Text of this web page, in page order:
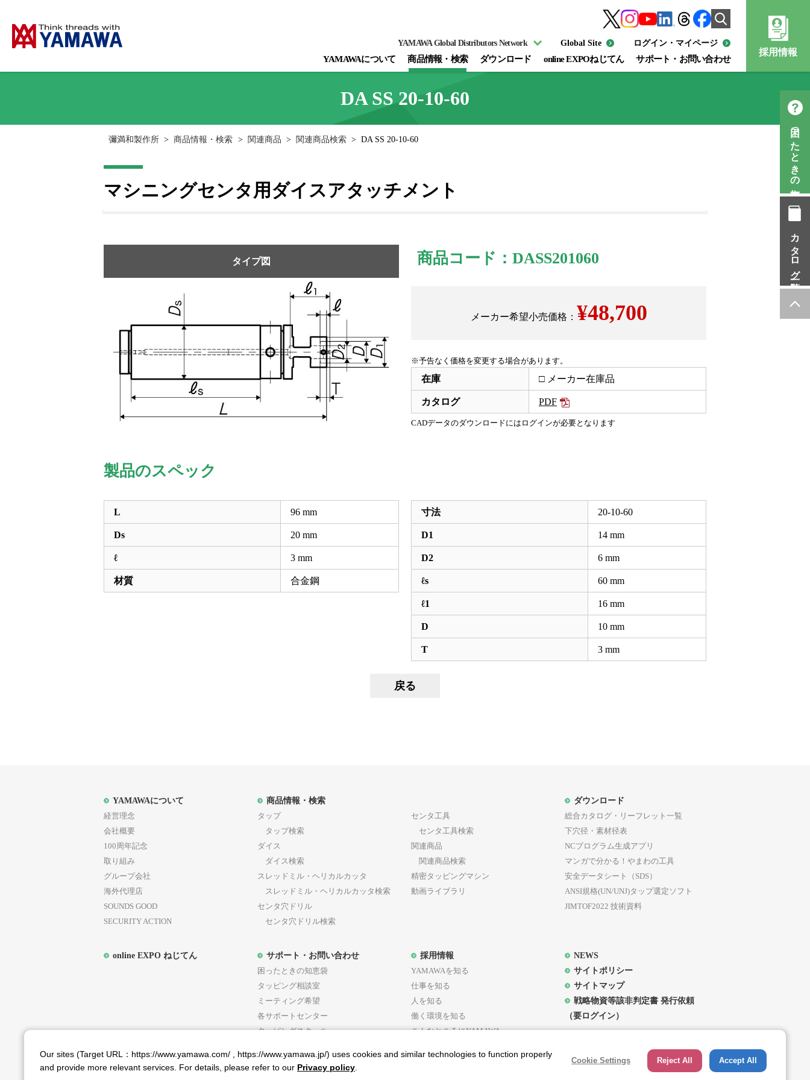
YAMAWAについて 商品情報・検索 ダウンロード online EXPOねじてん サポート・お問い合わせ
YAMAWA Global Distributors Network Global Site ログイン・マイページ
採用情報
DA SS 20-10-60
彌満和製作所 > 商品情報・検索 > 関連商品 > 関連商品検索 > DA SS 20-10-60
マシニングセンタ用ダイスアタッチメント
タイプ図 商品コード：DASS201060
メーカー希望小売価格： ¥48,700
※予告なく価格を変更する場合があります。
在庫 □ メーカー在庫品
カタログ PDF
CADデータのダウンロードにはログインが必要となります
製品のスペック
L 96 mm
Ds 20 mm
ℓ 3 mm
材質 合金鋼
寸法 20-10-60
D1 14 mm
D2 6 mm
ℓs 60 mm
ℓ1 16 mm
D 10 mm
T 3 mm
困ったときの知恵袋
カタログ一覧
YAMAWAについて
経営理念
会社概要
100周年記念
取り組み
グループ会社
海外代理店
SOUNDS GOOD
SECURITY ACTION
商品情報・検索
タップ
タップ検索
ダイス
ダイス検索
スレッドミル・ヘリカルカッタ
スレッドミル・ヘリカルカッタ検索
センタ穴ドリル
センタ穴ドリル検索
センタ工具
センタ工具検索
関連商品
関連商品検索
精密タッピングマシン
動画ライブラリ
ダウンロード
総合カタログ・リーフレット一覧
下穴径・素材径表
NCプログラム生成アプリ
マンガで分かる！やまわの工具
安全データシート（SDS）
ANSI規格(UN/UNJ)タップ選定ソフト
JIMTOF2022 技術資料
online EXPO ねじてん サポート・お問い合わせ
困ったときの知恵袋
タッピング相談室
ミーティング希望
各サポートセンター
タッピングスクール
採用情報
YAMAWAを知る
仕事を知る
人を知る
働く環境を知る
こんなところにYAMAWA
NEWS
サイトポリシー
サイトマップ
戦略物資等該非判定書 発行依頼
（要ログイン）
Our sites (Target URL：https://www.yamawa.com/ , https://www.yamawa.jp/) uses cookies and similar technologies to function properly
and provide more relevant services. For details, please refer to our Privacy policy
Cookie Settings Reject All Accept All